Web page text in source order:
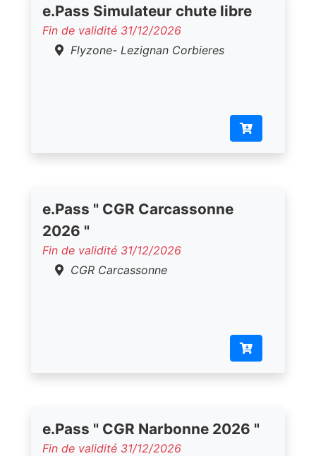
e.Pass Simulateur chute libre
Fin de validité 31/12/2026
Flyzone- Lezignan Corbieres
e.Pass " CGR Carcassonne
2026 "
Fin de validité 31/12/2026
CGR Carcassonne
e.Pass " CGR Narbonne 2026 "
Fin de validité 31/12/2026